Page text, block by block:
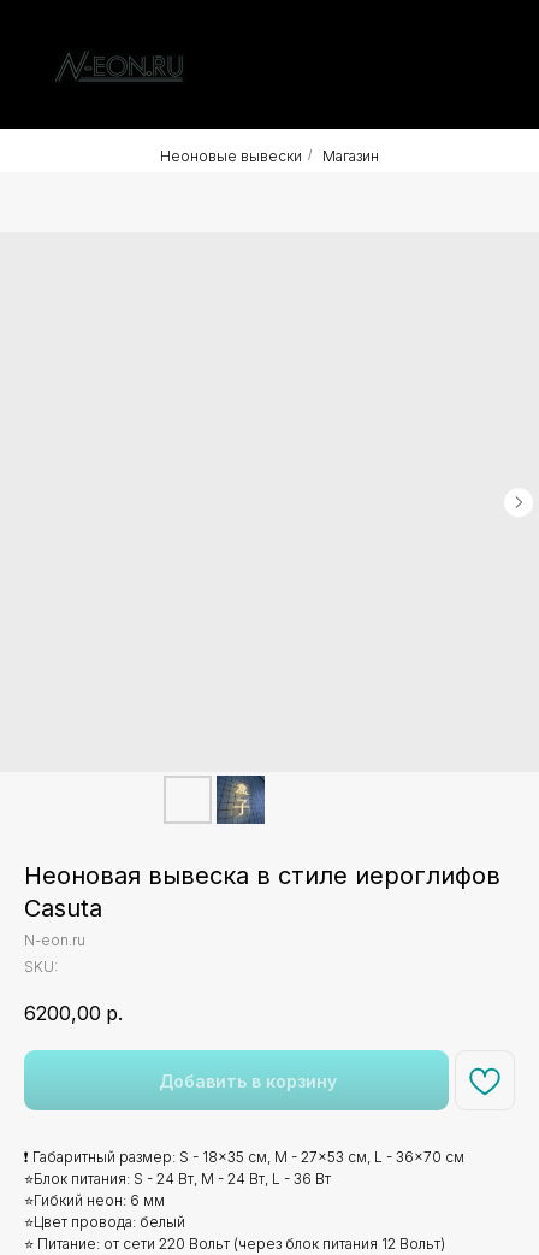
Неоновые вывески / Магазин
Неоновая вывеска в стиле иероглифов
Casuta
N-eon.ru
SKU:
6200,00 р.
Добавить в корзину
❗ Габаритный размер: S - 18x35 см, M - 27x53 см, L - 36x70 см
⭐Блок питания: S - 24 Вт, M - 24 Вт, L - 36 Вт
⭐Гибкий неон: 6 мм
⭐Цвет провода: белый
⭐ Питание: от сети 220 Вольт (через блок питания 12 Вольт)